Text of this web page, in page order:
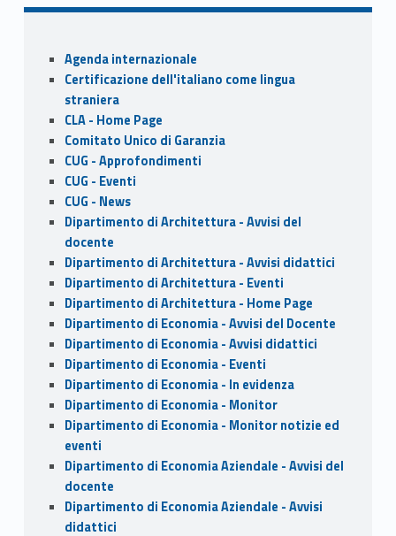
b
o
o
k
d
o
n
l e
Sidebar
Agenda internazionale
Certificazione dell'italiano come lingua
straniera
CLA - Home Page
Comitato Unico di Garanzia
CUG - Approfondimenti
CUG - Eventi
CUG - News
Dipartimento di Architettura - Avvisi del
docente
Dipartimento di Architettura - Avvisi didattici
Dipartimento di Architettura - Eventi
Dipartimento di Architettura - Home Page
Dipartimento di Economia - Avvisi del Docente
Dipartimento di Economia - Avvisi didattici
Dipartimento di Economia - Eventi
Dipartimento di Economia - In evidenza
Dipartimento di Economia - Monitor
Dipartimento di Economia - Monitor notizie ed
eventi
Dipartimento di Economia Aziendale - Avvisi del
docente
Dipartimento di Economia Aziendale - Avvisi
didattici